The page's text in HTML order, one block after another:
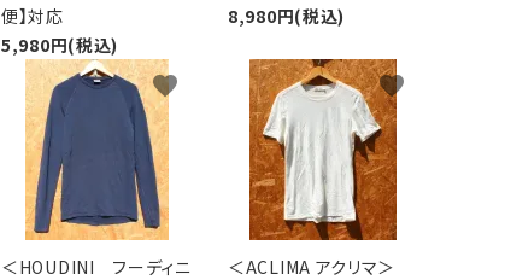
便】対応
5,980円(税込)
8,980円(税込)
＜HOUDINI フーディニ
favorite
＜ACLIMA アクリマ＞
favorite